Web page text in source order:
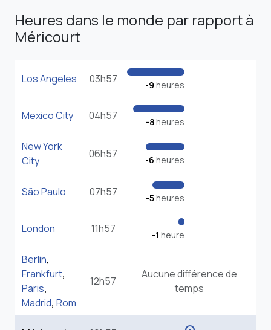
Heures dans le monde par rapport à
Méricourt
Los Angeles 03h57 -9 heures
Mexico City 04h57 -8heures
New York
City
06h57 -6 heures
São Paulo 07h57 -5heures
London 11h57 -1 heure
Berlin,
Frankfurt,
Paris,
Madrid, Rom
12h57
Aucune différence de
temps